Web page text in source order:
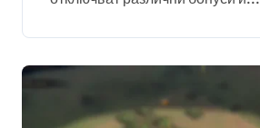
Признание от
общността